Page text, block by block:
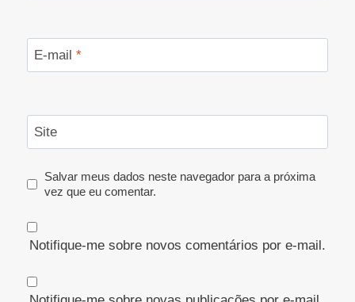
E-mail *
Site
Salvar meus dados neste navegador para a próxima
vez que eu comentar.
Notifique-me sobre novos comentários por e-mail.